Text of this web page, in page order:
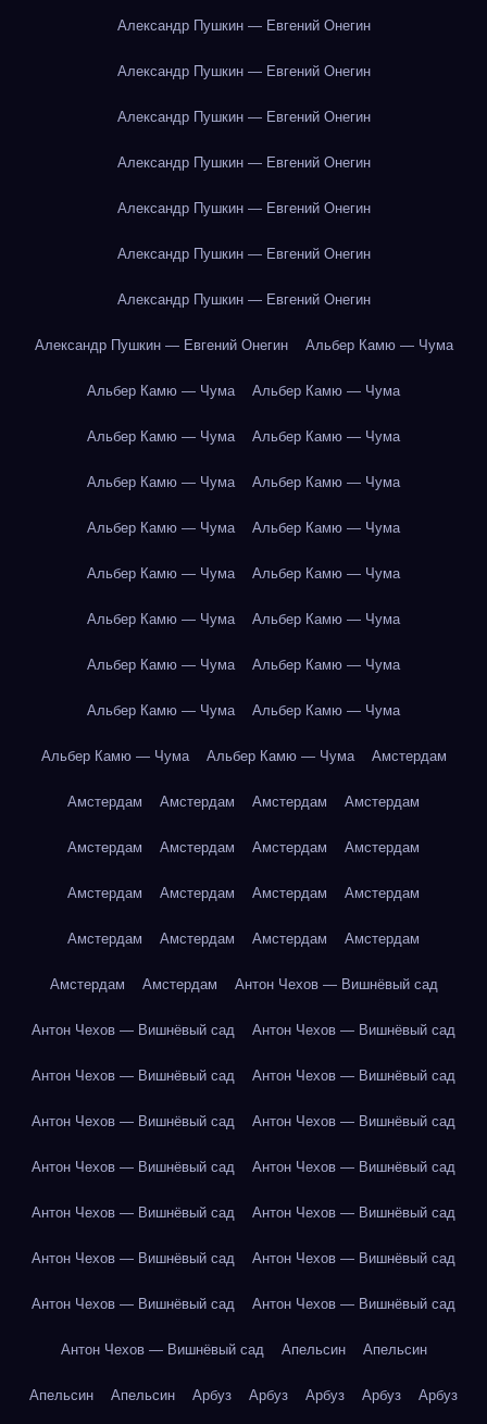
Александр Пушкин — Евгений Онегин
Александр Пушкин — Евгений Онегин
Александр Пушкин — Евгений Онегин
Александр Пушкин — Евгений Онегин
Александр Пушкин — Евгений Онегин
Александр Пушкин — Евгений Онегин
Александр Пушкин — Евгений Онегин
Александр Пушкин — Евгений Онегин Альбер Камю — Чума
Альбер Камю — Чума Альбер Камю — Чума
Альбер Камю — Чума Альбер Камю — Чума
Альбер Камю — Чума Альбер Камю — Чума
Альбер Камю — Чума Альбер Камю — Чума
Альбер Камю — Чума Альбер Камю — Чума
Альбер Камю — Чума Альбер Камю — Чума
Альбер Камю — Чума Альбер Камю — Чума
Альбер Камю — Чума Альбер Камю — Чума
Альбер Камю — Чума Альбер Камю — Чума Амстердам
Амстердам Амстердам Амстердам Амстердам
Амстердам Амстердам Амстердам Амстердам
Амстердам Амстердам Амстердам Амстердам
Амстердам Амстердам Амстердам Амстердам
Амстердам Амстердам Антон Чехов — Вишнёвый сад
Антон Чехов — Вишнёвый сад Антон Чехов — Вишнёвый сад
Антон Чехов — Вишнёвый сад Антон Чехов — Вишнёвый сад
Антон Чехов — Вишнёвый сад Антон Чехов — Вишнёвый сад
Антон Чехов — Вишнёвый сад Антон Чехов — Вишнёвый сад
Антон Чехов — Вишнёвый сад Антон Чехов — Вишнёвый сад
Антон Чехов — Вишнёвый сад Антон Чехов — Вишнёвый сад
Антон Чехов — Вишнёвый сад Антон Чехов — Вишнёвый сад
Антон Чехов — Вишнёвый сад Апельсин Апельсин
Апельсин Апельсин Арбуз Арбуз Арбуз Арбуз Арбуз